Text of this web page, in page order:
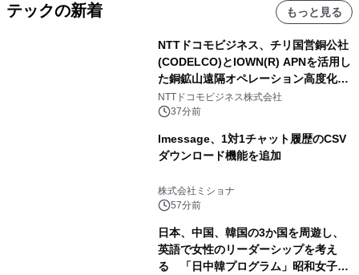
テックの新着 もっと見る
NTTドコモビジネス、チリ国営銅公社
(CODELCO)とIOWN(R) APNを活用し
た銅鉱山遠隔オペレーション高度化に
向けた調査・実証を開始
NTTドコモビジネス株式会社
37分前
lmessage、1対1チャット履歴のCSV
ダウンロード機能を追加
株式会社ミショナ
57分前
日本、中国、韓国の3か国を周遊し、
英語で女性のリーダーシップを考え
る 「日中韓プログラム」昭和女子大